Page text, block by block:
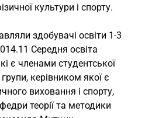
культури і спорту.
здобувачі освіти 1-3
Середня освіта
є членами студентської
керівником якої є
виховання і спорту,
теорії та методики